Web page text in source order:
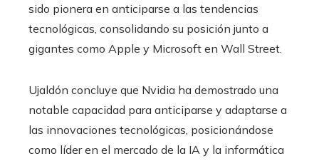
sido pionera en anticiparse a las tendencias
tecnológicas, consolidando su posición junto a
gigantes como Apple y Microsoft en Wall Street.
Ujaldón concluye que Nvidia ha demostrado una
notable capacidad para anticiparse y adaptarse a
las innovaciones tecnológicas, posicionándose
como líder en el mercado de la IA y la informática